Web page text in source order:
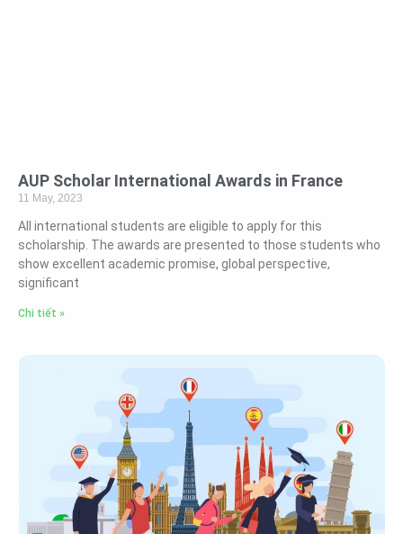
AUP Scholar International Awards in France
11 May, 2023
All international students are eligible to apply for this
scholarship. The awards are presented to those students who
show excellent academic promise, global perspective,
significant
Chi tiết »